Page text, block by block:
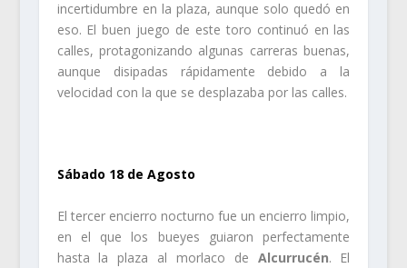
incertidumbre en la plaza, aunque solo quedó en
eso. El buen juego de este toro continuó en las
calles, protagonizando algunas carreras buenas,
aunque disipadas rápidamente debido a la
velocidad con la que se desplazaba por las calles.
Sábado 18 de Agosto
El tercer encierro nocturno fue un encierro limpio,
en el que los bueyes guiaron perfectamente
hasta la plaza al morlaco de Alcurrucén. El